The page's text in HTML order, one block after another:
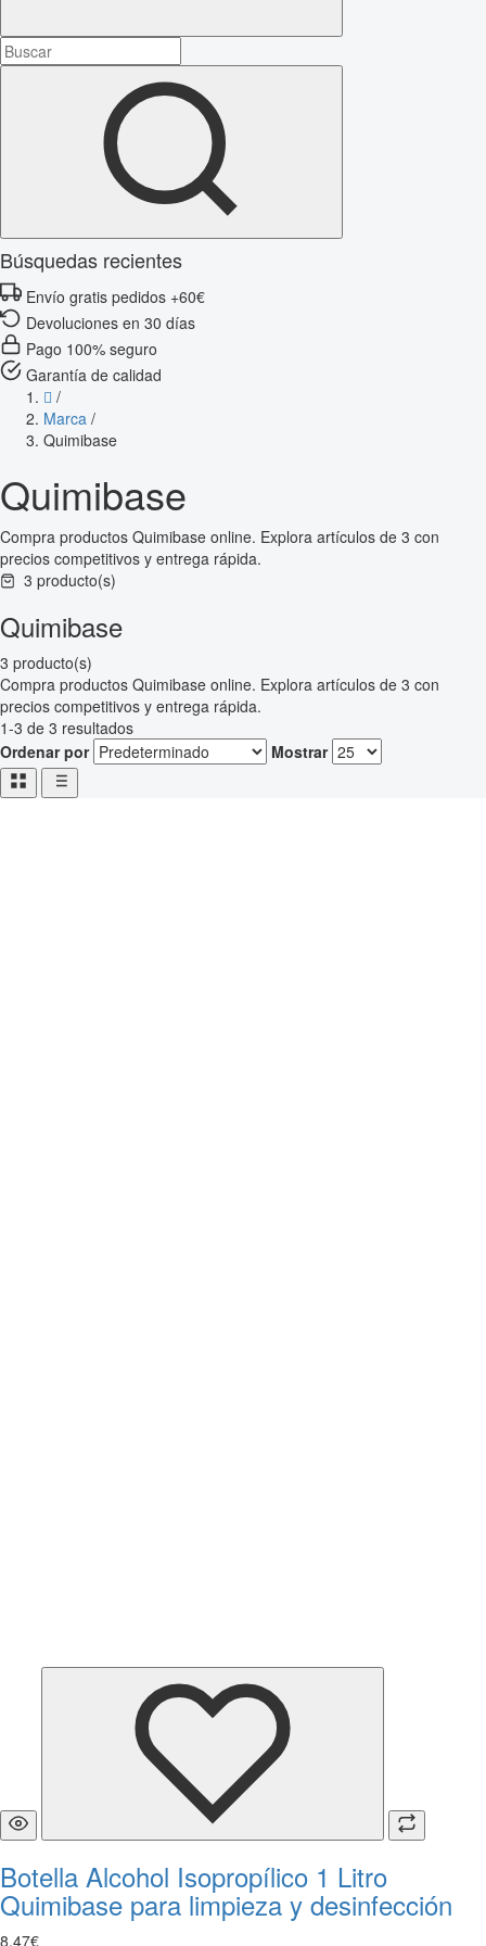
Búsquedas recientes
Envío gratis pedidos +60€
Devoluciones en 30 días
Pago 100% seguro
Garantía de calidad
/
Marca /
Quimibase
Quimibase
Compra productos Quimibase online. Explora artículos de 3 con
precios competitivos y entrega rápida.
3 producto(s)
Quimibase
3 producto(s)
Compra productos Quimibase online. Explora artículos de 3 con
precios competitivos y entrega rápida.
1-3 de 3 resultados
Ordenar por
Mostrar
Botella Alcohol Isopropílico 1 Litro
Quimibase para limpieza y desinfección
8,47€